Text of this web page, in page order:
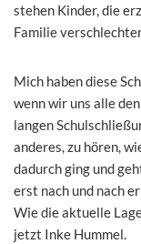
stehen Kinder, die
Familie
Mich haben diese
wenn wir uns alle
langen
anderes, zu hören,
dadurch ging und
erst nach und nach
Wie die aktuelle
jetzt Inke Hummel.